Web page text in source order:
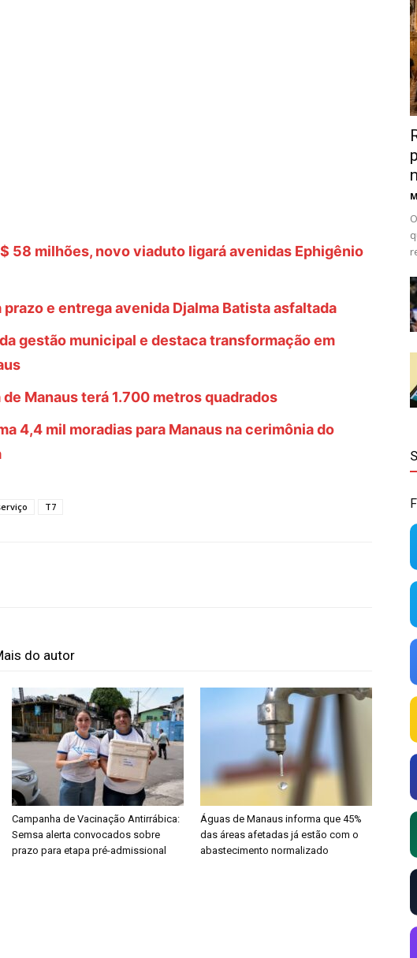
58 milhões, novo viaduto ligará avenidas Ephigênio
e entrega avenida Djalma Batista asfaltada
gestão municipal e destaca transformação em
Manaus terá 1.700 metros quadrados
4,4 mil moradias para Manaus na cerimônia do
T7
do autor
Campanha de Vacinação Antirrábica:
Semsa alerta convocados sobre
prazo para etapa pré-admissional
Águas de Manaus informa que 45%
das áreas afetadas já estão com o
abastecimento normalizado